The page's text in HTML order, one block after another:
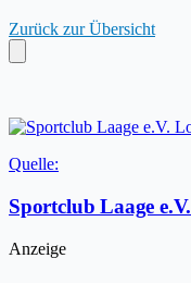
Zurück zur Übersicht
Quelle:
Sportclub Laage e.V.
Anzeige